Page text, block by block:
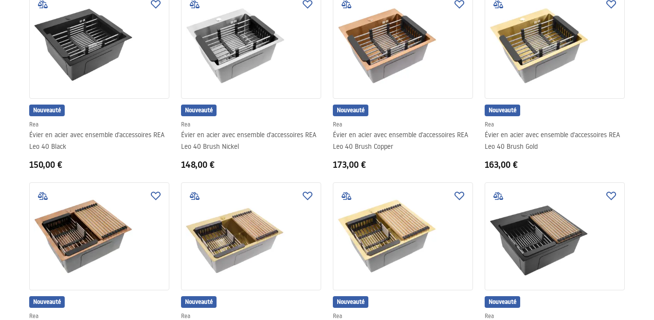
Robinets de salle de bain
Colonnes de douche
CUISINE
Nouveauté
Rea
Évier en acier avec ensemble d'accessoires REA
Leo 40 Black
150,00 €
Nouveauté
Rea
Évier en acier avec ensemble d'accessoires REA
Leo 40 Brush Nickel
148,00 €
Nouveauté
Rea
Évier en acier avec ensemble d'accessoires REA
Leo 40 Brush Copper
173,00 €
Nouveauté
Rea
Évier en acier avec ensemble d'accessoires REA
Leo 40 Brush Gold
163,00 €
Nouveauté
Rea
Nouveauté
Rea
Nouveauté
Rea
Nouveauté
Rea